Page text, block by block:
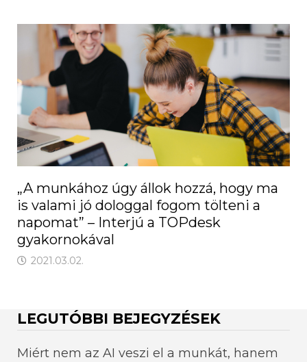
„A munkához úgy állok hozzá, hogy ma
is valami jó dologgal fogom tölteni a
napomat” – Interjú a TOPdesk
gyakornokával
2021.03.02.
LEGUTÓBBI BEJEGYZÉSEK
Miért nem az AI veszi el a munkát, hanem